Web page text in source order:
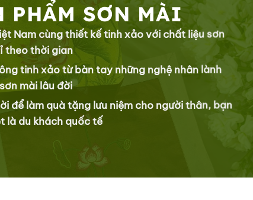
PHẨM SƠN MÀI
Nam cùng thiết kế tinh xảo với chất liệu sơn
theo thời gian
tinh xảo từ bàn tay những nghệ nhân lành
mài lâu đời
để làm quà tặng lưu niệm cho người thân, bạn
là du khách quốc tế